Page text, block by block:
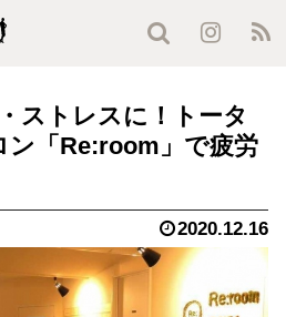
ストレスに！トータ
ン「Re:room」で疲労
2020.12.16